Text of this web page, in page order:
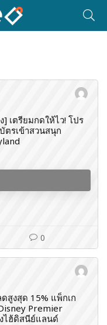
] เตรียมกดให้ไว! โปร
ตรเข้าสวนสนุก
0
ดสูงสุด 15% แพ็กเก
Premier
ไฮ้ดิสนีย์แลนด์